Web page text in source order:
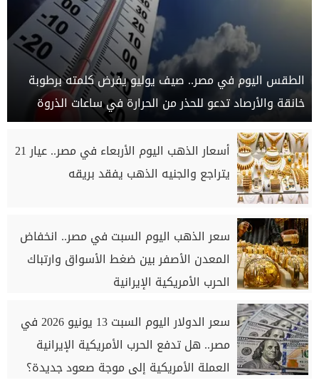
الطقس اليوم في مصر.. صيف يوليو يفرض كلمته برطوبة
خانقة والأرصاد تدعو للحذر من الحرارة في ساعات الذروة
أسعار الذهب اليوم الأربعاء في مصر.. عيار 21
يتراجع والجنيه الذهب يفقد بريقه
سعر الذهب اليوم السبت في مصر.. انخفاض
المعدن الأصفر بين ضغط الأسواق وارتباك
الحرب الأمريكية الإيرانية
سعر الدولار اليوم السبت 13 يونيو 2026 في
مصر.. هل تدفع الحرب الأمريكية الإيرانية
العملة الأمريكية إلى موجة صعود جديدة؟